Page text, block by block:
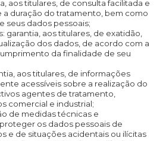
aos titulares, de consulta facilitada e
a duração do tratamento, bem como
seus dados pessoais;
garantia, aos titulares, de exatidão,
dos dados, de acordo com a
da finalidade de seu
aos titulares, de informações
acessíveis sobre a realização do
agentes de tratamento,
comercial e industrial;
de medidas técnicas e
os dados pessoais de
e de situações acidentais ou ilícitas